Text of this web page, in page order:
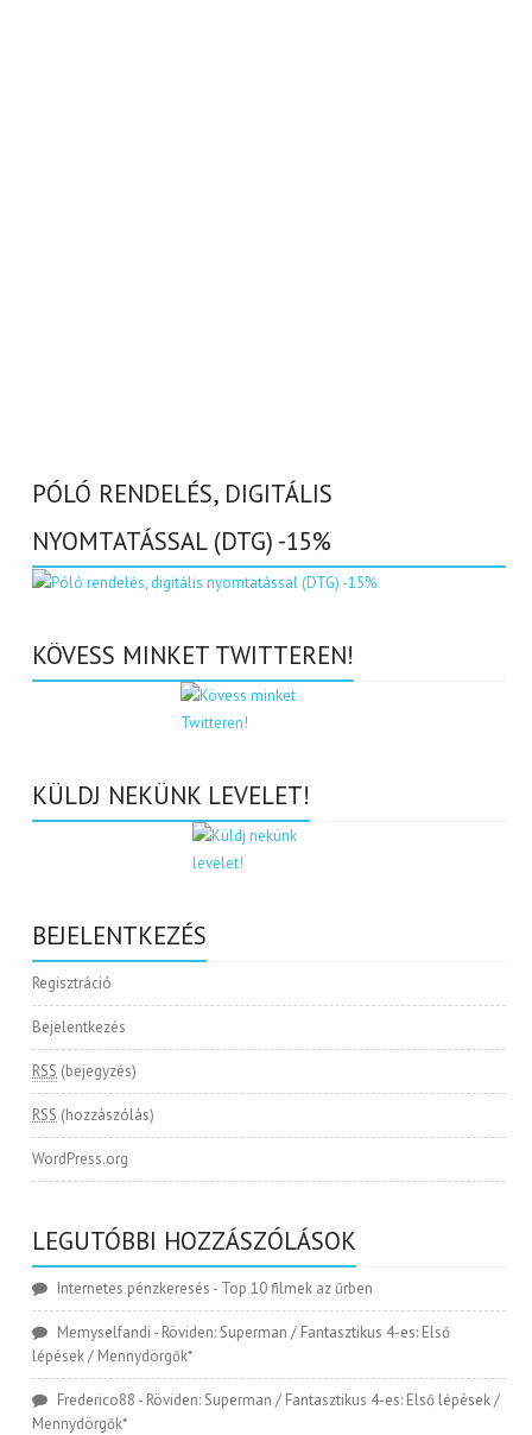
PÓLÓ RENDELÉS, DIGITÁLIS
NYOMTATÁSSAL (DTG) -15%
KÖVESS MINKET TWITTEREN!
KÜLDJ NEKÜNK LEVELET!
BEJELENTKEZÉS
Regisztráció
Bejelentkezés
RSS (bejegyzés)
RSS (hozzászólás)
WordPress.org
LEGUTÓBBI HOZZÁSZÓLÁSOK
Internetes pénzkeresés - Top 10 filmek az űrben
Memyselfandi - Röviden: Superman / Fantasztikus 4-es: Első
lépések / Mennydörgők*
Frederico88 - Röviden: Superman / Fantasztikus 4-es: Első lépések /
Mennydörgők*